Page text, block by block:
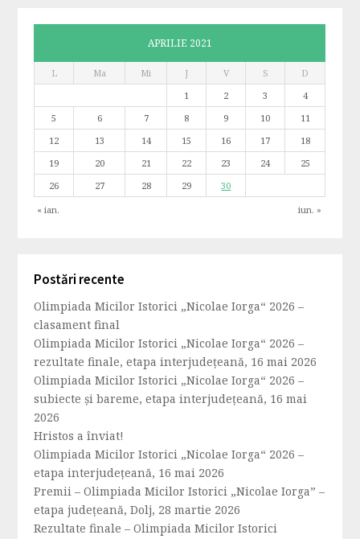
APRILIE 2021
L Ma Mi J V S D
« ian. iun. »
1 2 3
4
5
6 7 8 9 10
11
12
13 14 15 16 17
18
19
20 21 22 23 24
25
26
27 28 29 30
Postări recente
Olimpiada Micilor Istorici „Nicolae Iorga“ 2026 –
clasament final
Olimpiada Micilor Istorici „Nicolae Iorga“ 2026 –
rezultate finale, etapa interjudețeană, 16 mai 2026
Olimpiada Micilor Istorici „Nicolae Iorga“ 2026 –
subiecte și bareme, etapa interjudețeană, 16 mai
2026
Hristos a înviat!
Olimpiada Micilor Istorici „Nicolae Iorga“ 2026 –
etapa interjudețeană, 16 mai 2026
Premii – Olimpiada Micilor Istorici „Nicolae Iorga” –
etapa județeană, Dolj, 28 martie 2026
Rezultate finale – Olimpiada Micilor Istorici